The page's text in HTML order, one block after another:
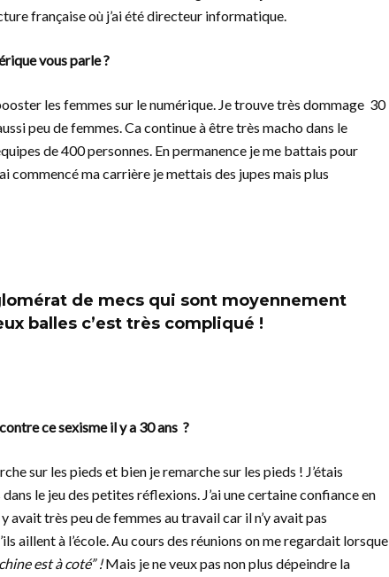
française où j’ai été directeur informatique.
vous parle ?
les femmes sur le numérique. Je trouve très dommage 30
peu de femmes. Ca continue à être très macho dans le
de 400 personnes. En permanence je me battais pour
commencé ma carrière je mettais des jupes mais plus
de mecs qui sont moyennement
balles c’est très compliqué !
ce sexisme il y a 30 ans ?
sur les pieds et bien je remarche sur les pieds ! J’étais
le jeu des petites réflexions. J’ai une certaine confiance en
avait très peu de femmes au travail car il n’y avait pas
aillent à l’école. Au cours des réunions on me regardait lorsque
est à coté” !Mais je ne veux pas non plus dépeindre la